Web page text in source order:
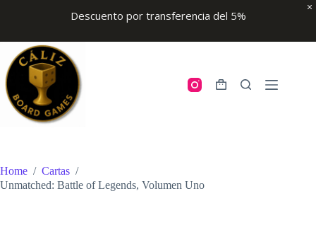
Descuento por transferencia del 5%
content
Shopping
Home / Cartas /
Unmatched: Battle of Legends, Volumen Uno